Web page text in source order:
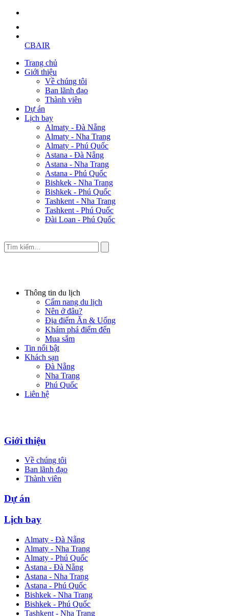
CBAIR
Trang chủ
Giới thiệu
Về chúng tôi
Ban lãnh đạo
Thành viên
Dự án
Lịch bay
Almaty - Đà Nẵng
Almaty - Nha Trang
Almaty - Phú Quốc
Astana - Đà Nẵng
Astana - Nha Trang
Astana - Phú Quốc
Bishkek - Nha Trang
Bishkek - Phú Quốc
Tashkent - Nha Trang
Tashkent - Phú Quốc
Đài Loan - Phú Quốc
Thông tin du lịch
Cẩm nang du lịch
Nên ở đâu?
Địa điểm Ăn & Uống
Khám phá điểm đến
Mua sắm
Tin nổi bật
Khách sạn
Đà Nẵng
Nha Trang
Phú Quốc
Liên hệ
Giới thiệu
Về chúng tôi
Ban lãnh đạo
Thành viên
Dự án
Lịch bay
Almaty - Đà Nẵng
Almaty - Nha Trang
Almaty - Phú Quốc
Astana - Đà Nẵng
Astana - Nha Trang
Astana - Phú Quốc
Bishkek - Nha Trang
Bishkek - Phú Quốc
Tashkent - Nha Trang